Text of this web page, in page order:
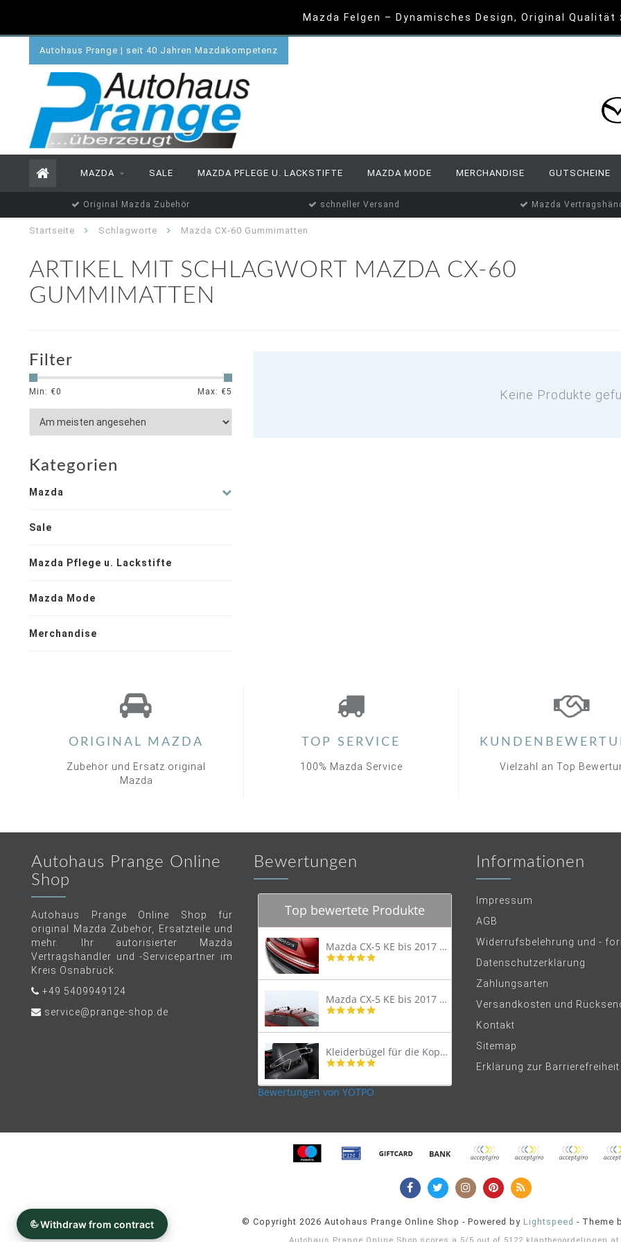
Mazda Felgen – Dynamisches Design, Original Qualität
Autohaus Prange | seit 40 Jahren Mazdakompetenz
MAZDA SALE MAZDA PFLEGE U. LACKSTIFTE MAZDA MODE MERCHANDISE GUTSCHEINE
Original Mazda Zubehör schneller Versand Mazda
Startseite Schlagworte Mazda CX-60 Gummimatten
ARTIKEL MIT SCHLAGWORT MAZDA CX-60
GUMMIMATTEN
Filter
Min: €0 Max: €5
Kategorien
Mazda
Sale
Mazda Pflege u. Lackstifte
Mazda Mode
Merchandise
Keine Produkte
ORIGINAL MAZDA
Zubehör und Ersatz original
Mazda
TOP SERVICE
100% Mazda Service Vielzahl an Top
Autohaus Prange Online
Shop
Autohaus Prange Online Shop für
original Mazda Zubehör, Ersatzteile und
mehr. Ihr autorisierter Mazda
Vertragshändler und -Servicepartner im
Kreis Osnabrück.
+49 5409949124
service@prange-shop.de
Bewertungen
Top bewertete Produkte
Mazda CX-5 KE bis 2017 Trittschutzleiste Edelstahl original
4.8
rating
Mazda CX-5 KE bis 2017 Lastenträger Dachträger
4.9
rating
Kleiderbügel für die Kopfstütze
4.9
rating
Bewertungen von YOTPO
Informationen
Impressum
AGB
Widerrufsbelehrung und -
Datenschutzerklärung
Zahlungsarten
Versandkosten und
Kontakt
Sitemap
Erklärung zur Barrierefreiheit
© Copyright 2026 Autohaus Prange Online Shop - Powered by Lightspeed - Theme
Autohaus Prange Online Shop scores a 5/ 5 out of 5122 klantbeoordelingen at